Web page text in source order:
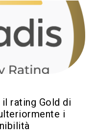
rating Gold di
i